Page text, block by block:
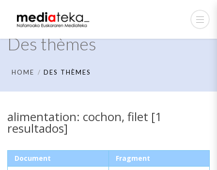
Des thèmes
HOME DES THÈMES
alimentation: cochon, filet [1
resultados]
Document Fragment